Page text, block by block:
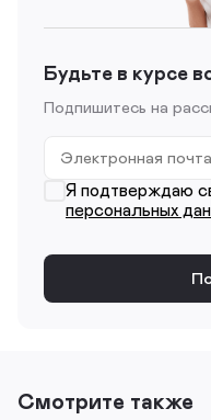
Будьте в курсе
Подпишитесь на
Я подтверждаю
персональных
Смотрите также